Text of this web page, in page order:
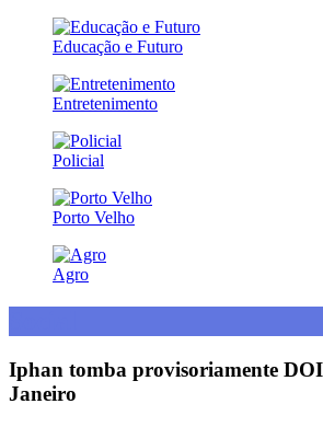
Educação e Futuro
Entretenimento
Policial
Porto Velho
Agro
Iphan tomba provisoriamente
Janeiro